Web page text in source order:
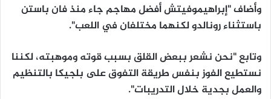
وأضاف "إبراهيموفيتش أفضل مهاجم جاء منذ فان باستن
باستثناء رونالدو لكنهما مختلفان في اللعب".
وتابع "نحن نشعر ببعض القلق بسبب قوته وموهبته، لكننا
نستطيع الفوز بنفس طريقة التفوق على بلجيكا بالتنظيم
والعمل بجدية خلال التدريبات".